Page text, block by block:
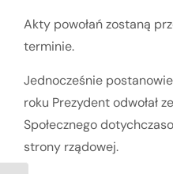
Akty powołań zostaną
terminie.
Jednocześnie
roku Prezydent odwołał
Społecznego
strony rządowej.